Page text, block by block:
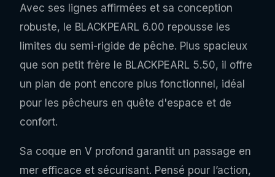
Avec ses lignes affirmées et sa conception
robuste, le BLACKPEARL 6.00 repousse les
limites du semi-rigide de pêche. Plus spacieux
que son petit frère le BLACKPEARL 5.50, il offre
un plan de pont encore plus fonctionnel, idéal
pour les pêcheurs en quête d'espace et de
confort.
Sa coque en V profond garantit un passage en
mer efficace et sécurisant. Pensé pour l’action,